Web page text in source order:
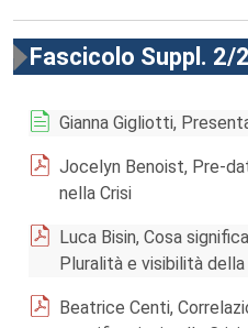
Fascicolo Suppl. 2/
Gianna Gigliotti,
Jocelyn Benoist, Pre-
nella Crisi
Luca Bisin, Cosa
Pluralità e visibilità
Beatrice Centi,